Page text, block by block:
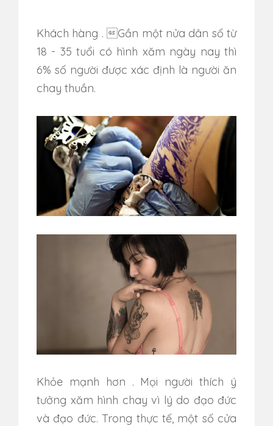
Khách hàng . Gần một nửa dân số từ
18 - 35 tuổi có hình xăm ngày nay thì
6% số người được xác định là người ăn
chay thuần.
Khỏe mạnh hơn . Mọi người thích ý
tưởng xăm hình chay vì lý do đạo đức
và đạo đức.Trong thực tế, một số cửa